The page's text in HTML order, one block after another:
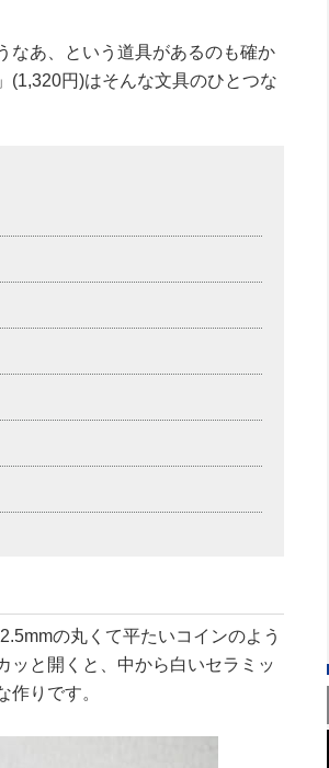
なあ、という道具があるのも確か
(1,320円)はそんな文具のひとつな
の丸くて平たいコインのよう
ッと開くと、中から白いセラミッ
作りです。